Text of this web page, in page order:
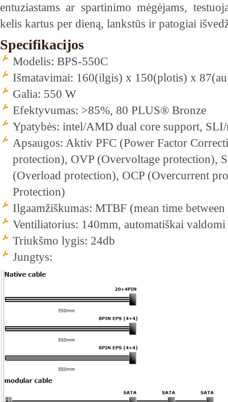
entuziastams ar spartinimo mėgėjams,
kelis kartus per dieną, lankstūs ir patogiai
Specifikacijos
Modelis: BPS-550C
Išmatavimai: 160(ilgis) x 150(plotis) x
Galia: 550 W
Efektyvumas: >85%, 80 PLUS® Bronze
Ypatybės: intel/AMD dual core support,
Apsaugos: Aktiv PFC (Power Factor
protection), OVP (Overvoltage protection),
(Overload protection), OCP (Overcurrent
Protection)
Ilgaamžiškumas: MTBF (mean time
Ventiliatorius: 140mm, automatiškai
Triukšmo lygis: 24db
Jungtys: